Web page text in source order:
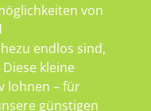
von
endlos sind,
kleine
lohnen – für
günstigen